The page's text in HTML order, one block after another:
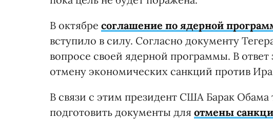
В октябре соглашение по ядерной
вступило в силу. Согласно документу
вопросе своей ядерной программы. В
отмену экономических санкций против
В связи с этим президент США Барак
подготовить документы для отмены